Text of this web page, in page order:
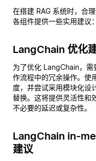
在搭建 RAG 系统时，合
各组件提供一些实用建议：
LangChain 优化
为了优化 LangChain，
作流程中的冗余操作。使
度，并尝试采用模块化设
替换。这将提供灵活性和
不必要的延迟或复杂性。
LangChain in-
建议